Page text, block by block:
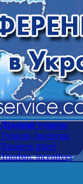
Діловий туризм
Туризм, інсентив
Business travel
Tourism, incentives